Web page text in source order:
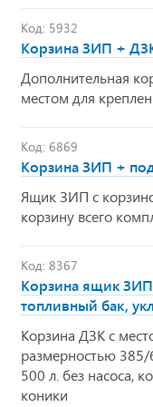
Код: 5932
Корзина ЗИП +
Дополнительная
местом для
Код: 6869
Корзина ЗИП +
Ящик ЗИП с
корзину всего
Код: 8367
Корзина ящик
топливный бак,
Корзина ДЗК с
размерностью 385/
500 л. без насоса,
коники